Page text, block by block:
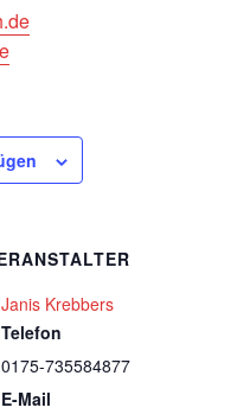
Janis Krebbers
Telefon
0175-735584877
E-Mail